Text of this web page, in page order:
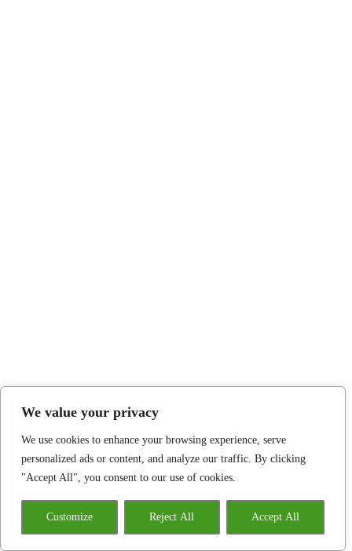
We value your privacy
We use cookies to enhance your browsing experience, serve
personalized ads or content, and analyze our traffic. By clicking
"Accept All", you consent to our use of cookies.
Customize Reject All Accept All